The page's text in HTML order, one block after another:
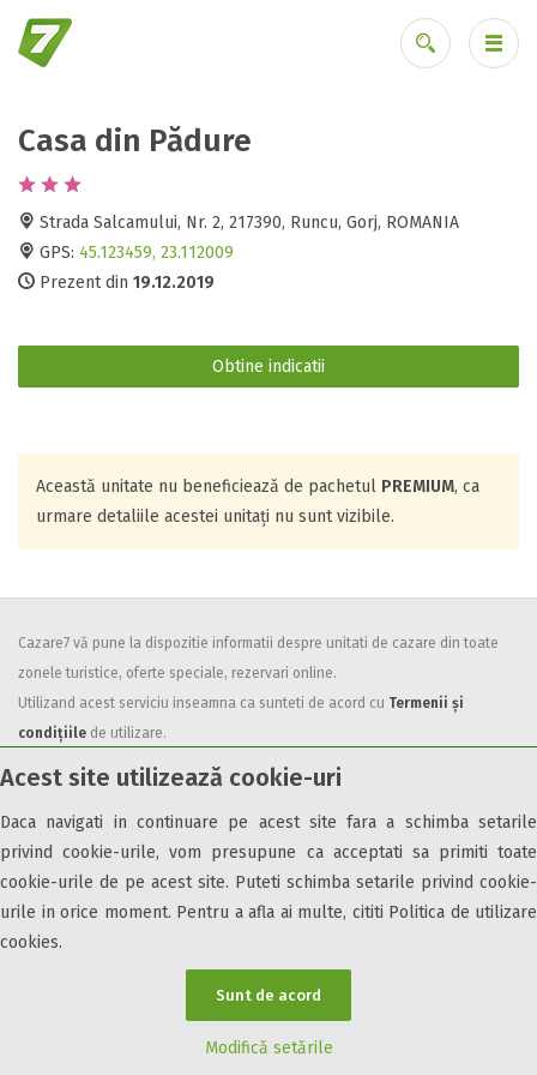
Acest site utilizează cookie-uri
Daca navigati in continuare pe acest site fara a schimba setarile
privind cookie-urile, vom presupune ca acceptati sa primiti toate
cookie-urile de pe acest site. Puteti schimba setarile privind cookie-
urile in orice moment. Pentru a afla ai multe, cititi Politica de utilizare
cookies.
Sunt de acord
Modifică setările
Casa din Pădure
Strada Salcamului, Nr. 2, 217390, Runcu, Gorj, ROMANIA
GPS: 45.123459, 23.112009
Prezent din 19.12.2019
Obtine indicatii
Această unitate nu beneficiează de pachetul PREMIUM, ca
urmare detaliile acestei unitați nu sunt vizibile.
Cazare7 vă pune la dispozitie informatii despre unitati de cazare din toate
zonele turistice, oferte speciale, rezervari online.
Utilizand acest serviciu inseamna ca sunteti de acord cu Termenii și
condițiile de utilizare.
© 2026 Cazare7. Toate drepturile rezervate.
Obiective turistice